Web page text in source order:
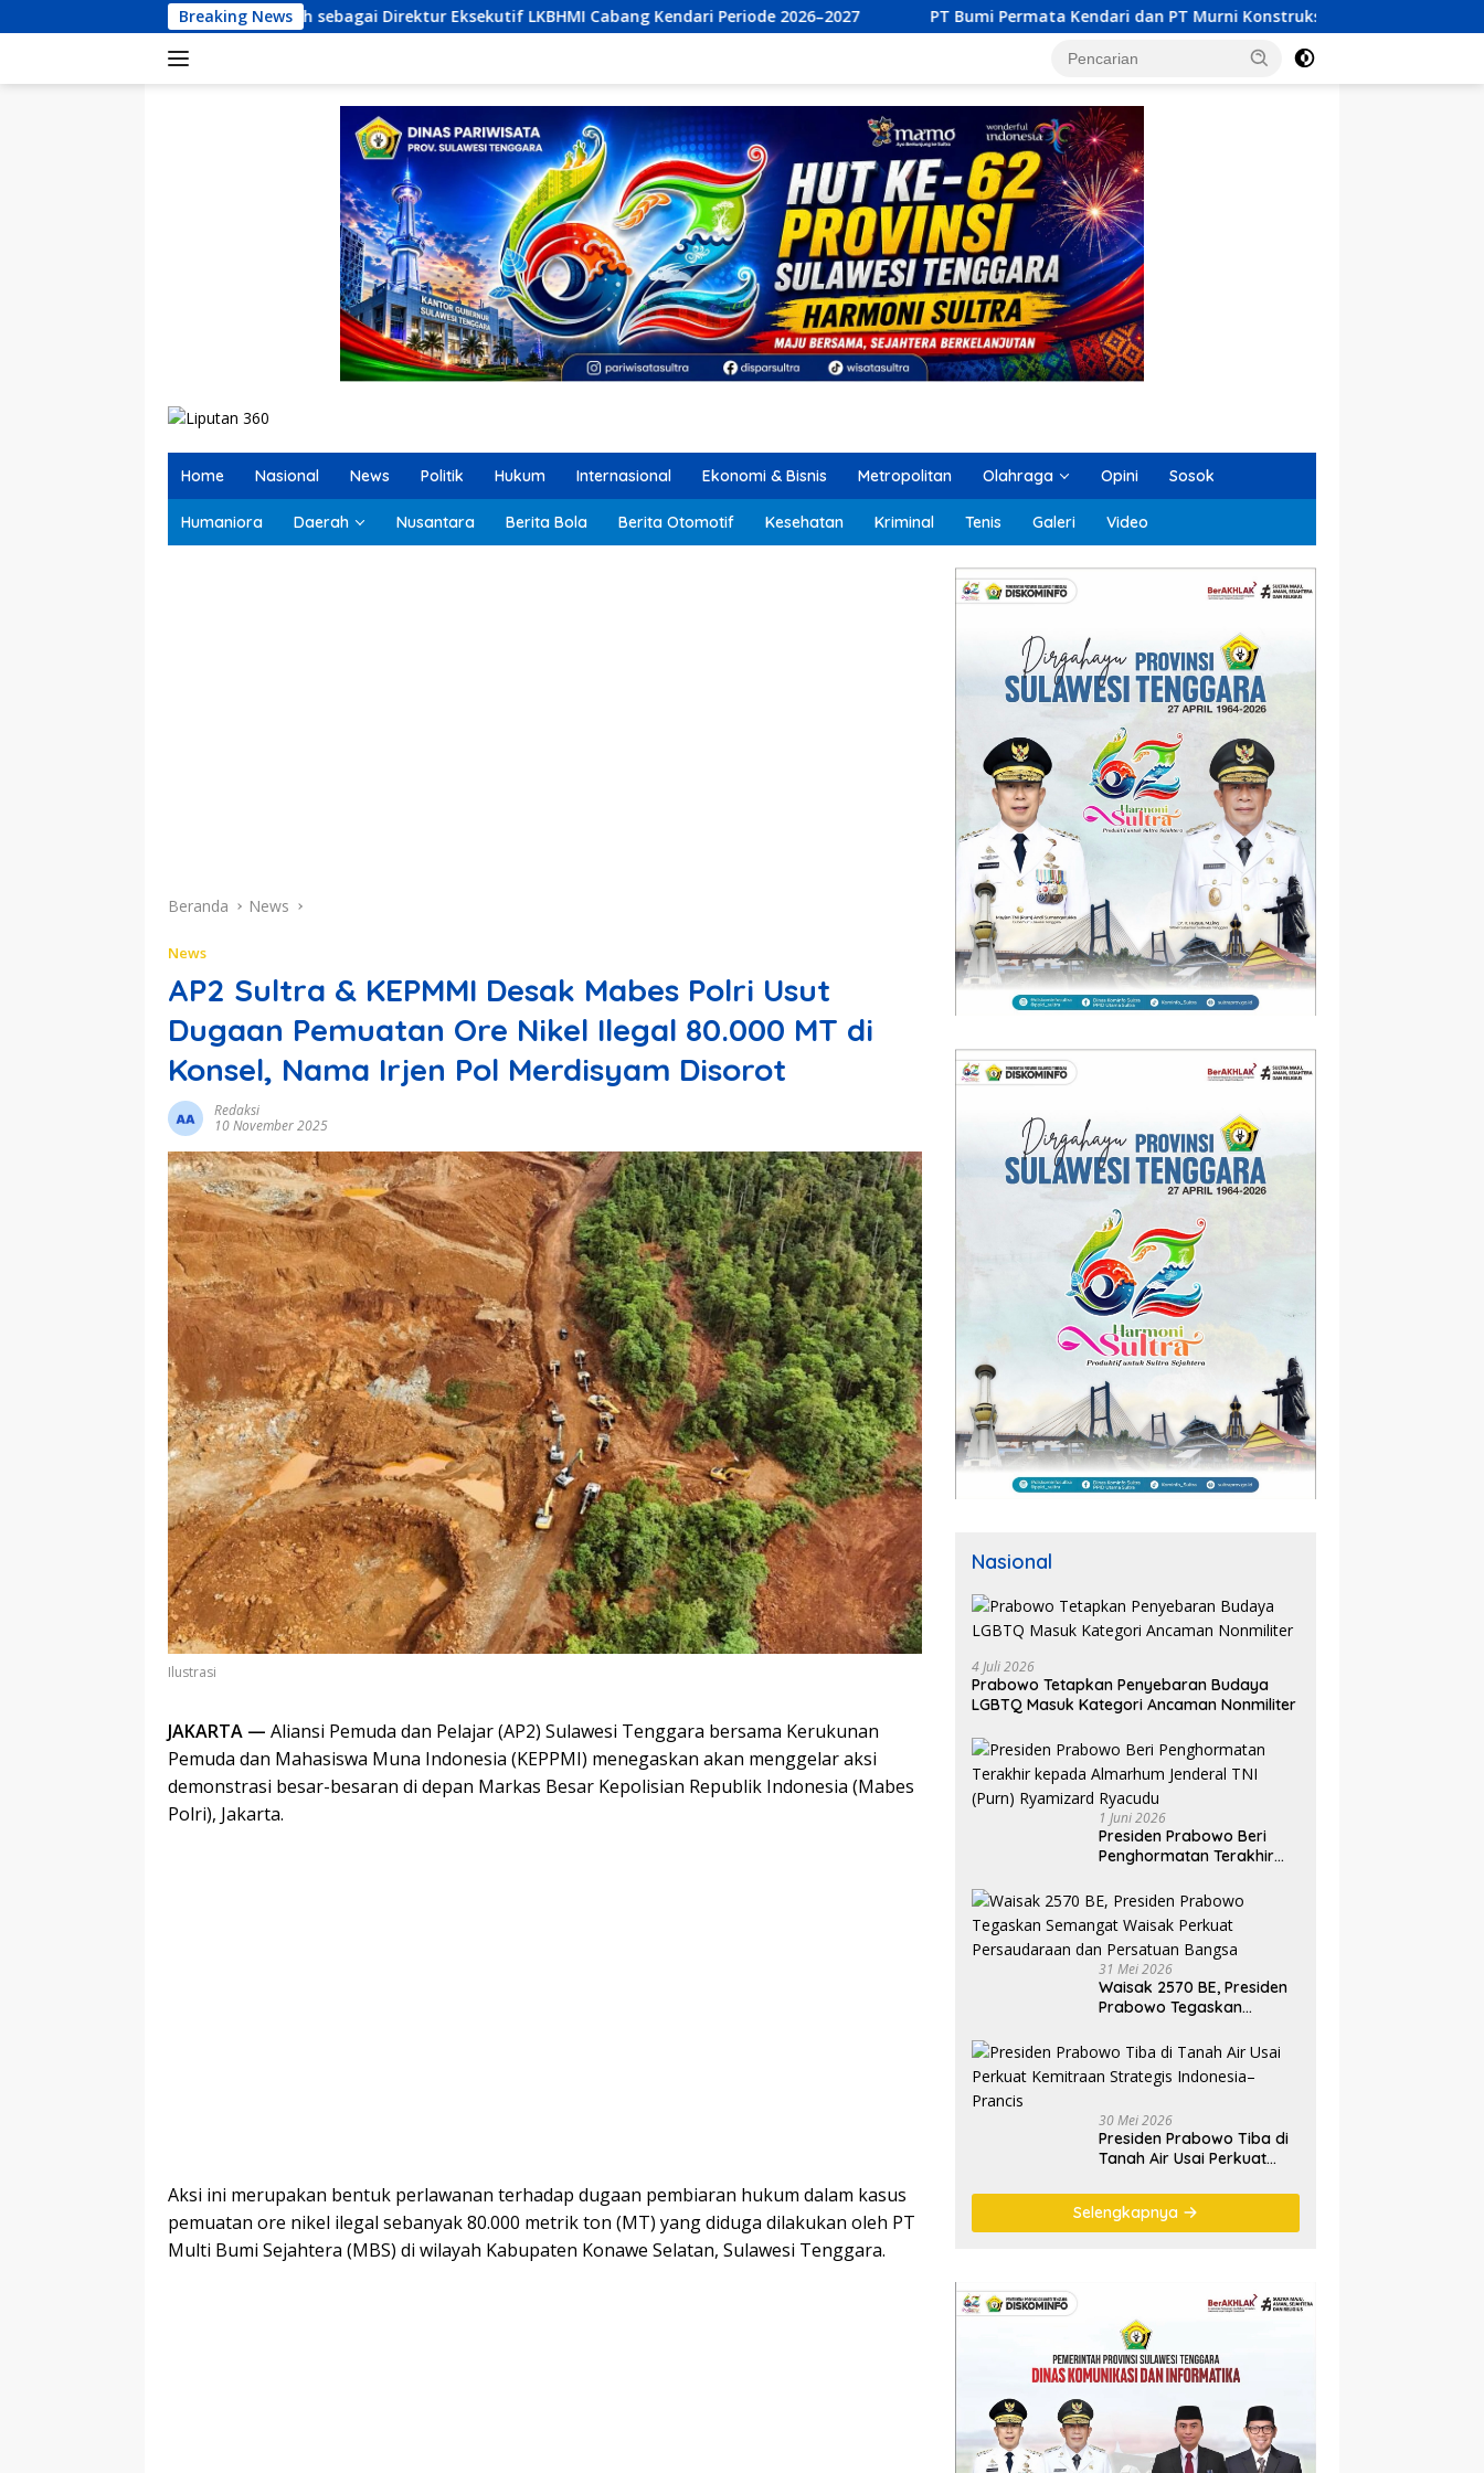
ke
Breaking News
Terpilih sebagai Direktur Eksekutif LKBHMI Cabang Kendari Periode 2026–2027 PT Bumi Permata Kendari dan PT Murni Konstruksi Indonesia Dilaporkan MPM UHO Terkait
Home Nasional News Politik Hukum Internasional Ekonomi & Bisnis Metropolitan Olahraga Opini Sosok
Humaniora Daerah Nusantara Berita Bola Berita Otomotif Kesehatan Kriminal Tenis Galeri Video
Beranda News
News
AP2 Sultra & KEPMMI Desak Mabes Polri Usut
Dugaan Pemuatan Ore Nikel Ilegal 80.000 MT di
Konsel, Nama Irjen Pol Merdisyam Disorot
Redaksi
10 November 2025
Ilustrasi
JAKARTA — Aliansi Pemuda dan Pelajar (AP2) Sulawesi Tenggara bersama Kerukunan
Pemuda dan Mahasiswa Muna Indonesia (KEPPMI) menegaskan akan menggelar aksi
demonstrasi besar-besaran di depan Markas Besar Kepolisian Republik Indonesia (Mabes
Polri), Jakarta.
Aksi ini merupakan bentuk perlawanan terhadap dugaan pembiaran hukum dalam kasus
pemuatan ore nikel ilegal sebanyak 80.000 metrik ton (MT) yang diduga dilakukan oleh PT
Multi Bumi Sejahtera (MBS) di wilayah Kabupaten Konawe Selatan, Sulawesi Tenggara.
Nasional
4 Juli 2026
Prabowo Tetapkan Penyebaran Budaya
LGBTQ Masuk Kategori Ancaman Nonmiliter
1 Juni 2026
Presiden Prabowo Beri
Penghormatan Terakhir
Jenderal TNI (Purn)
Ryamizard Ryacudu
31 Mei 2026
Waisak 2570 BE, Presiden
Prabowo Tegaskan
Persaudaraan dan
Persatuan Bangsa
30 Mei 2026
Presiden Prabowo Tiba di
Tanah Air Usai Perkuat
Indonesia–Prancis
Selengkapnya